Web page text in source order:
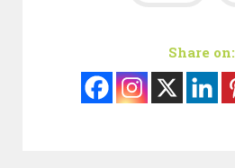
Share on: